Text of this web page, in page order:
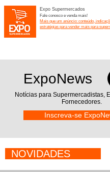
Expo Supermercados
Fale conosco e venda mais!
Mais que um anúncio: conteúdo,
estratégias para vender mais para
ExpoNews
Notícias para Supermercadistas,
Fornecedores.
Inscreva-se
NOVIDADES